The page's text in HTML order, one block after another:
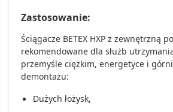
Zastosowanie:
Ściągacze BETEX HXP z zewnętrzną
rekomendowane dla służb
przemyśle ciężkim, energetyce i
demontażu:
Dużych łożysk,